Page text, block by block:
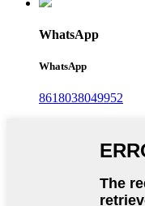
WhatsApp
WhatsApp
8618038049952